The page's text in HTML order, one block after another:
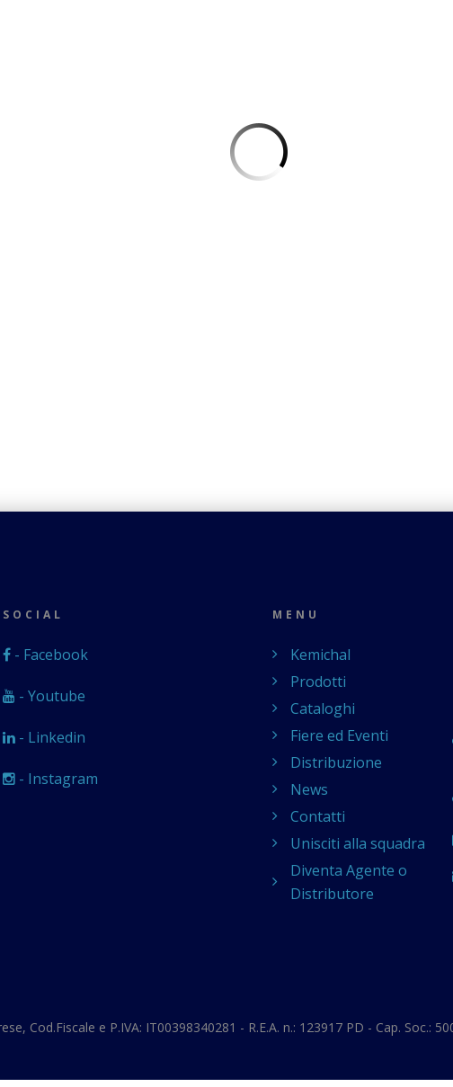
SOCIAL
- Facebook
- Youtube
- Linkedin
- Instagram
MENU
Kemichal
Prodotti
Cataloghi
Fiere ed Eventi
Distribuzione
News
Contatti
Unisciti alla squadra
Diventa Agente o
Distributore
Cod.Fiscale e P.IVA: IT00398340281 - R.E.A. n.: 123917 PD - Cap. Soc.: